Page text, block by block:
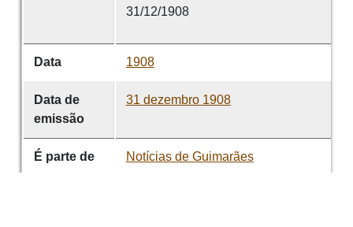
31/12/1908
Data 1908
Data de
emissão
31 dezembro 1908
É parte de Notícias de Guimarães